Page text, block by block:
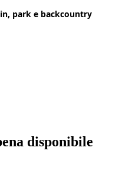
park e backcountry
disponibile